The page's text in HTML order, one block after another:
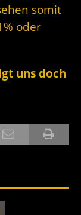
somit
oder
uns doch